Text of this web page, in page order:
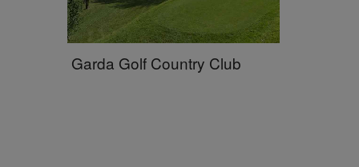
Garda Golf Country Club